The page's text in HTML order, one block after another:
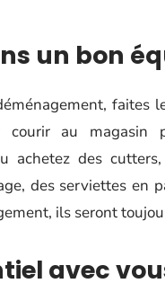
un bon
faites
courir au magasin
achetez des
des serviettes en
ils seront
avec